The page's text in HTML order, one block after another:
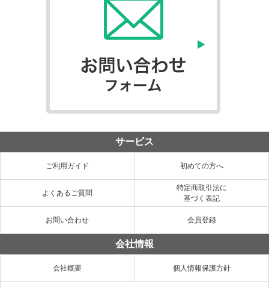
サービス
ご利用ガイド 初めての方へ
よくあるご質問
特定商取引法に
基づく表記
お問い合わせ 会員登録
会社情報
会社概要 個人情報保護方針